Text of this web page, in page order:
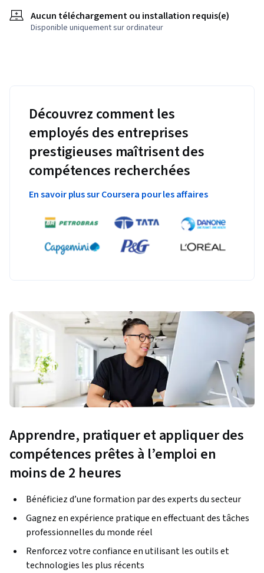
Aucun téléchargement ou installation requis(e)
Disponible uniquement sur ordinateur
Découvrez comment les
employés des entreprises
prestigieuses maîtrisent des
compétences recherchées
En savoir plus sur Coursera pour les affaires
Apprendre, pratiquer et appliquer des
compétences prêtes à l’emploi en
moins de 2 heures
Bénéficiez d’une formation par des experts du secteur
Gagnez en expérience pratique en effectuant des tâches
professionnelles du monde réel
Renforcez votre confiance en utilisant les outils et
technologies les plus récents